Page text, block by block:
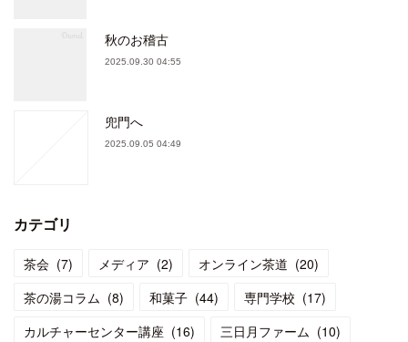
秋のお稽古
2025.09.30 04:55
兜門へ
2025.09.05 04:49
カテゴリ
茶会 (7) メディア (2) オンライン茶道 (20)
茶の湯コラム (8) 和菓子 (44) 専門学校 (17)
カルチャーセンター講座 (16) 三日月ファーム (10)